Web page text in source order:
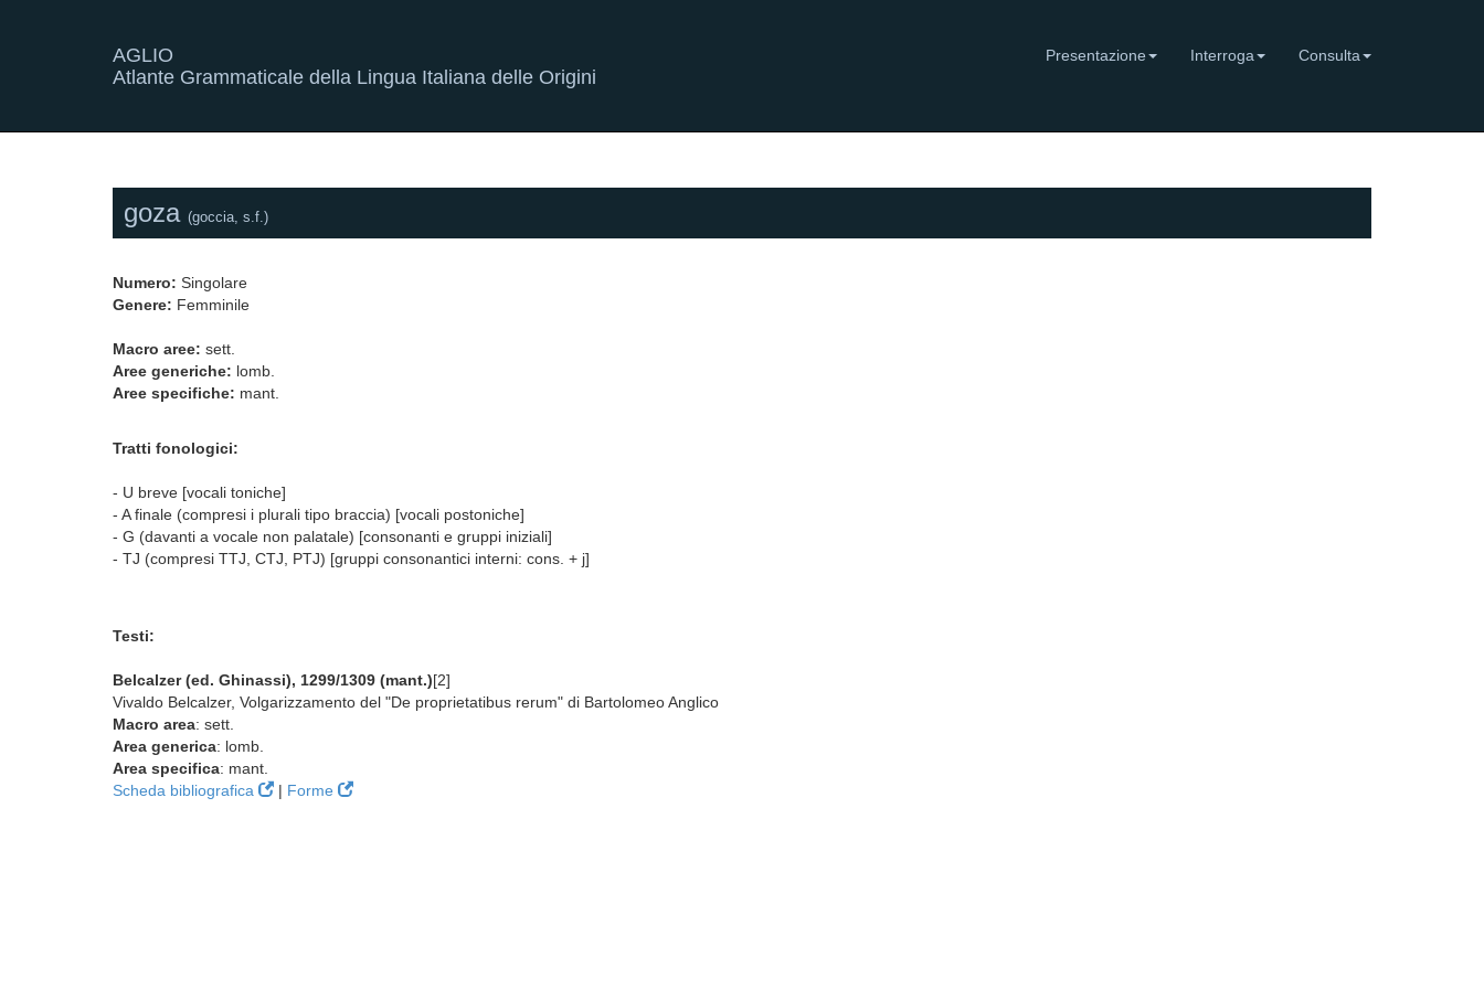
AGLIO
Atlante Grammaticale della Lingua Italiana delle Origini
Presentazione Interroga Consulta
goza (goccia, s.f.)
Numero: Singolare
Genere: Femminile
Macro aree: sett.
Aree generiche: lomb.
Aree specifiche: mant.
Tratti fonologici:
- U breve [vocali toniche]
- A finale (compresi i plurali tipo braccia) [vocali postoniche]
- G (davanti a vocale non palatale) [consonanti e gruppi iniziali]
- TJ (compresi TTJ, CTJ, PTJ) [gruppi consonantici interni: cons. + j]
Testi:
Belcalzer (ed. Ghinassi), 1299/1309 (mant.)[2]
Vivaldo Belcalzer, Volgarizzamento del "De proprietatibus rerum" di Bartolomeo Anglico
Macro area: sett.
Area generica: lomb.
Area specifica: mant.
Scheda bibliografica
| Forme